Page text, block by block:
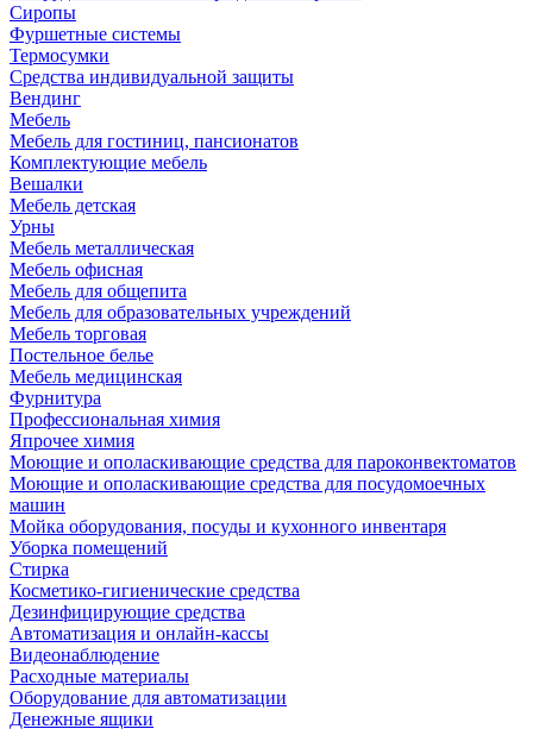
Сиропы
Фуршетные системы
Термосумки
Средства индивидуальной защиты
Вендинг
Мебель
Мебель для гостиниц, пансионатов
Комплектующие мебель
Вешалки
Мебель детская
Урны
Мебель металлическая
Мебель офисная
Мебель для общепита
Мебель для образовательных учреждений
Мебель торговая
Постельное белье
Мебель медицинская
Фурнитура
Профессиональная химия
Япрочее химия
Моющие и ополаскивающие средства для пароконвектоматов
Моющие и ополаскивающие средства для посудомоечных
машин
Мойка оборудования, посуды и кухонного инвентаря
Уборка помещений
Стирка
Косметико-гигиенические средства
Дезинфицирующие средства
Автоматизация и онлайн-кассы
Видеонаблюдение
Расходные материалы
Оборудование для автоматизации
Денежные ящики